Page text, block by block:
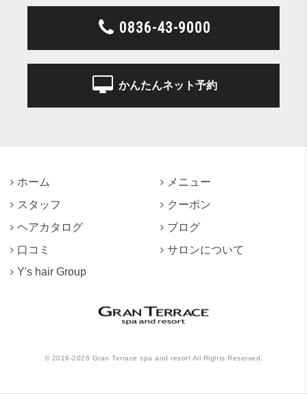
0836-43-9000
かんたんネット予約
ホーム
メニュー
スタッフ
クーポン
ヘアカタログ
ブログ
口コミ
サロンについて
Y's hair Group
© 2016-2026 Gran Terrace spa and resort All Rights Reserved.